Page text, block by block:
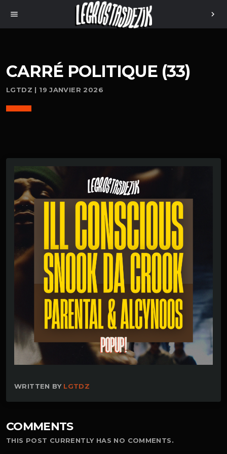
menu chevron_right
CARRÉ POLITIQUE (33)
LGTDZ | 19 JANVIER 2026
WRITTEN BY LGTDZ
COMMENTS
THIS POST CURRENTLY HAS NO COMMENTS.